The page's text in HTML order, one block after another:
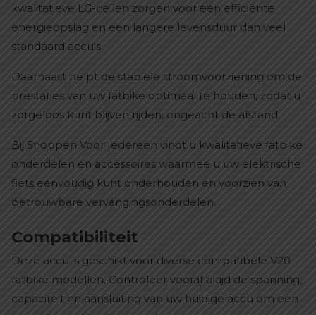
kwalitatieve LG-cellen zorgen voor een efficiënte
energieopslag en een langere levensduur dan veel
standaard accu's.
Daarnaast helpt de stabiele stroomvoorziening om de
prestaties van uw fatbike optimaal te houden, zodat u
zorgeloos kunt blijven rijden, ongeacht de afstand.
Bij Shoppen Voor Iedereen vindt u kwalitatieve fatbike
onderdelen en accessoires waarmee u uw elektrische
fiets eenvoudig kunt onderhouden en voorzien van
betrouwbare vervangingsonderdelen.
Compatibiliteit
Deze accu is geschikt voor diverse compatibele V20
fatbike modellen. Controleer vooraf altijd de spanning,
capaciteit en aansluiting van uw huidige accu om een